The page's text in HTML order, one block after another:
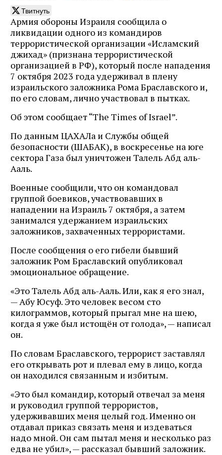
Твитнуть
Армия обороны Израиля сообщила о
ликвидации одного из командиров
террористической организации «Исламский
джихад» (признана террористической
организацией в РФ), который после нападения
7 октября 2023 года удерживал в плену
израильского заложника Рома Браславского и,
по его словам, лично участвовал в пытках.
Об этом сообщает “The Times of Israel”.
По данным ЦАХАЛа и Службы общей
безопасности (ШАБАК), в воскресенье на юге
сектора Газа был уничтожен Талель Абд аль-
Ааль.
Военные сообщили, что он командовал
группой боевиков, участвовавших в
нападении на Израиль 7 октября, а затем
занимался удержанием израильских
заложников, захваченных террористами.
После сообщения о его гибели бывший
заложник Ром Браславский опубликовал
эмоциональное обращение.
«Это Талель Абд аль-Ааль. Или, как я его знал,
— Абу Юсуф. Это человек весом сто
килограммов, который прыгал мне на шею,
когда я уже был истощён от голода», — написал
он.
По словам Браславского, террорист заставлял
его открывать рот и плевал ему в лицо, когда
он находился связанным и избитым.
«Это был командир, который отвечал за меня
и руководил группой террористов,
удерживавших меня целый год. Именно он
отдавал приказ связать меня и издеваться
надо мной. Он сам пытал меня и несколько раз
едва не убил», — рассказал бывший заложник.